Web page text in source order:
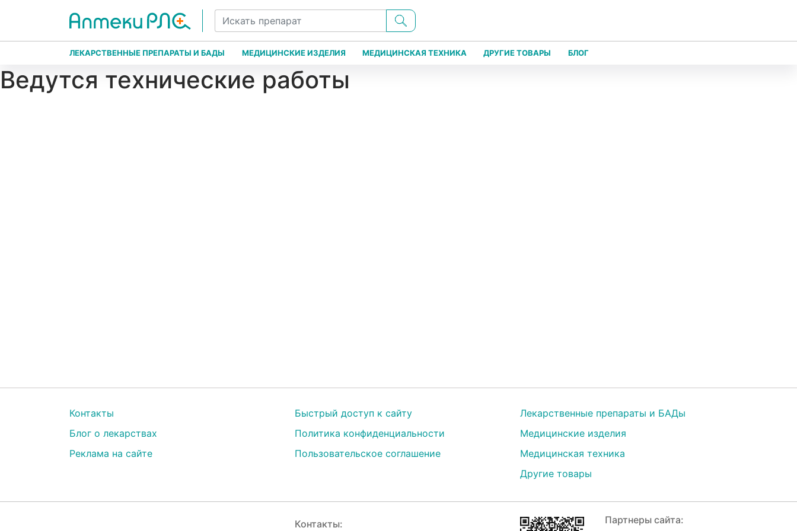
ЛЕКАРСТВЕННЫЕ ПРЕПАРАТЫ И БАДЫ МЕДИЦИНСКИЕ ИЗДЕЛИЯ МЕДИЦИНСКАЯ ТЕХНИКА ДРУГИЕ ТОВАРЫ БЛОГ
Ведутся технические работы
Контакты
Блог о лекарствах
Реклама на сайте
Быстрый доступ к сайту
Политика конфиденциальности
Пользовательское соглашение
Лекарственные препараты и БАДы
Медицинские изделия
Медицинская техника
Другие товары
Контакты: Партнеры сайта: